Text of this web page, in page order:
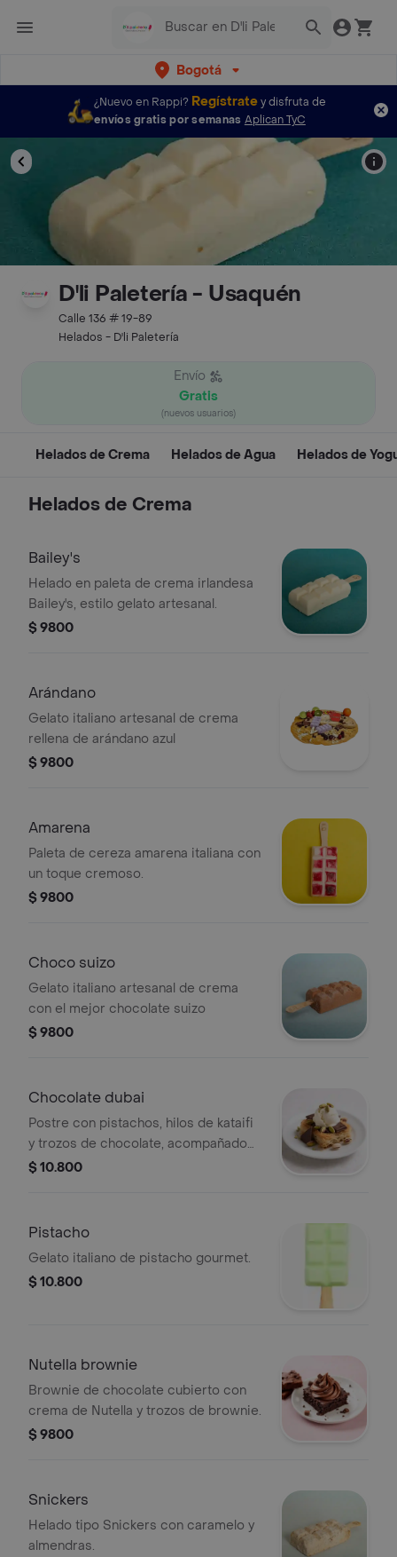
Bogotá
¿Nuevo en Rappi? Regístratey disfruta de
envíos gratis por semanas Aplican TyC
D'li Paletería - Usaquén
Calle 136 # 19-89
Helados - D'li Paletería
Envío
Gratis
(nuevos usuarios)
Helados de Crema Helados de Agua Helados de
Helados de Crema
Bailey's
Helado en paleta de crema irlandesa
Bailey's, estilo gelato artesanal.
$ 9800
Arándano
Gelato italiano artesanal de crema
rellena de arándano azul
$ 9800
Amarena
Paleta de cereza amarena italiana con
un toque cremoso.
$ 9800
Choco suizo
Gelato italiano artesanal de crema
con el mejor chocolate suizo
$ 9800
Chocolate dubai
Postre con pistachos, hilos de kataifi
y trozos de chocolate, acompañado
de helado.
$ 10.800
Pistacho
Gelato italiano de pistacho gourmet.
$ 10.800
Nutella brownie
Brownie de chocolate cubierto con
crema de Nutella y trozos de brownie.
$ 9800
Snickers
Helado tipo Snickers con caramelo y
almendras.